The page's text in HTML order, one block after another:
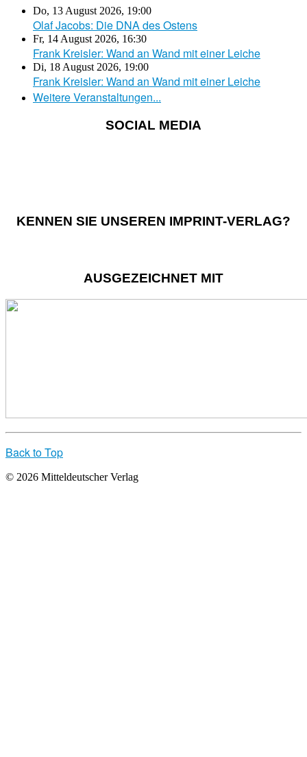
Do, 13 August 2026, 19:00
Olaf Jacobs: Die DNA des Ostens
Fr, 14 August 2026, 16:30
Frank Kreisler: Wand an Wand mit einer Leiche
Di, 18 August 2026, 19:00
Frank Kreisler: Wand an Wand mit einer Leiche
Weitere Veranstaltungen...
SOCIAL MEDIA
KENNEN SIE UNSEREN IMPRINT-VERLAG?
AUSGEZEICHNET MIT
Back to Top
© 2026 Mitteldeutscher Verlag